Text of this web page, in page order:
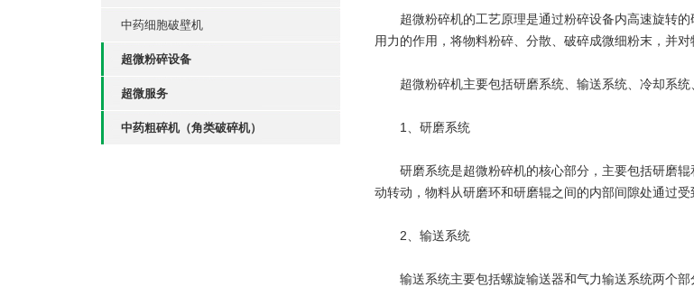
中药细胞破壁机
超微粉碎设备
超微服务
中药粗碎机（角类破碎机）
超微粉碎机的工艺原理是通过粉碎设备内高速旋转的
用力的作用，将物料粉碎、分散、破碎成微细粉末，并
超微粉碎机主要包括研磨系统、输送系统、冷却系统
1、研磨系统
研磨系统是超微粉碎机的核心部分，主要包括研磨辊
动转动，物料从研磨环和研磨辊之间的内部间隙处通过
2、输送系统
输送系统主要包括螺旋输送器和气力输送系统两个部